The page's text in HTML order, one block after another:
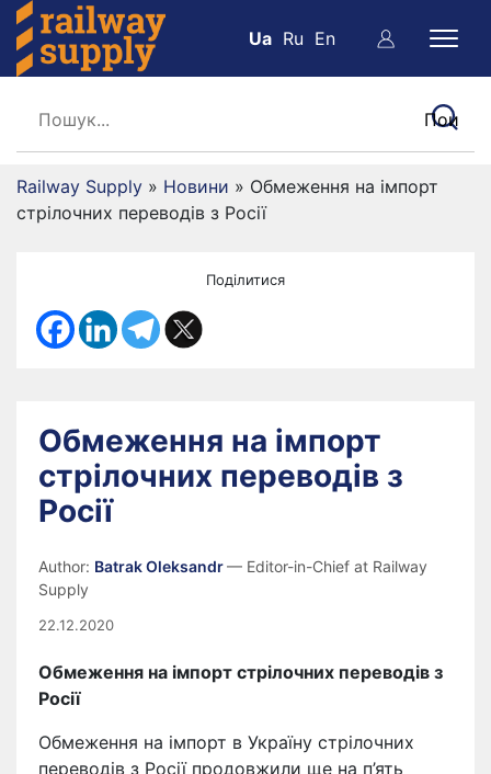
Ua Ru En
Railway Supply » Новини » Обмеження на імпорт
стрілочних переводів з Росії
Поділитися
Обмеження на імпорт
стрілочних переводів з
Росії
Author: Batrak Oleksandr— Editor-in-Chief at Railway
Supply
22.12.2020
Обмеження на імпорт стрілочних переводів з
Росії
Обмеження на імпорт в Україну стрілочних
переводів з Росії продовжили ще на п’ять